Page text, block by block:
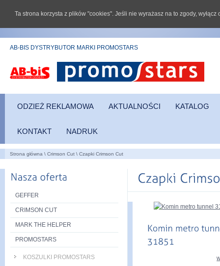
AB-BIS DYSTRYBUTOR MARKI PROMOSTARS
ODZIEŻ REKLAMOWA AKTUALNOŚCI KATALOG
KONTAKT NADRUK
Strona główna \ Crimson Cut \ Czapki Crimson Cut
GEFFER
CRIMSON CUT
MARK THE HELPER
PROMOSTARS
KOSZULKI PROMOSTARS
Ta strona korzysta z plików "cookies". Jeśli nie wyrażasz na to zgody,